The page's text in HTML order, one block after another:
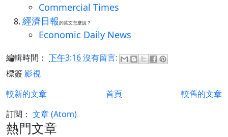
Commercial Times
經濟日報的英文怎麼說？
Economic Daily News
編輯時間： 下午3:16沒有留言:
標簽 影視
較新的文章
較舊的文章
首頁
訂閱： 文章 (Atom)
熱門文章